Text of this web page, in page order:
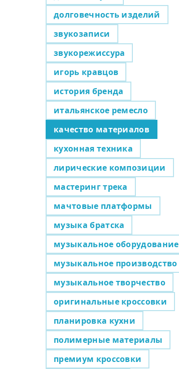
долговечность изделий
звукозаписи
звукорежиссура
игорь кравцов
история бренда
итальянское ремесло
качество материалов
кухонная техника
лирические композиции
мастеринг трека
мачтовые платформы
музыка братска
музыкальное оборудование
музыкальное производство
музыкальное творчество
оригинальные кроссовки
планировка кухни
полимерные материалы
премиум кроссовки